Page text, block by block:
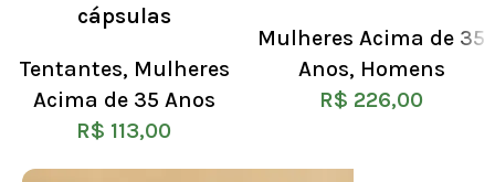
cápsulas
Tentantes, Mulheres
Acima de 35 Anos
R$ 113,00
Mulheres Acima de 35
Anos, Homens
R$ 226,00